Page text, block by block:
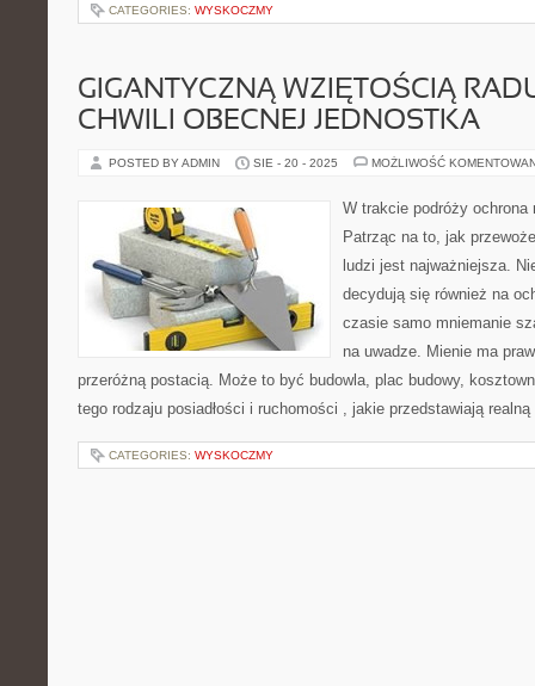
CATEGORIES: WYSKOCZMY
GIGANTYCZNĄ WZIĘTOŚCIĄ
CHWILI OBECNEJ JEDNOSTKA
POSTED BY ADMIN SIE - 20 - 2025 MOŻLIWOŚĆ
W trakcie podróży
Patrząc na to, jak
ludzi jest najważniejsza.
decydują się również na
czasie samo mniemanie
na uwadze. Mienie ma
przeróżną postacią. Może to być budowla, plac budowy,
tego rodzaju posiadłości i ruchomości , jakie przedstawiają
CATEGORIES: WYSKOCZMY